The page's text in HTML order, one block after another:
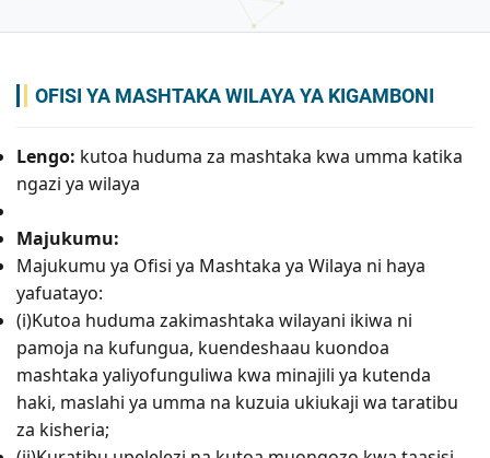
OFISI YA MASHTAKA WILAYA YA KIGAMBONI
Lengo: kutoa huduma za mashtaka kwa umma katika
ngazi ya wilaya
Majukumu:
Majukumu ya Ofisi ya Mashtaka ya Wilaya ni haya
yafuatayo:
(i)Kutoa huduma zakimashtaka wilayani ikiwa ni
pamoja na kufungua, kuendeshaau kuondoa
mashtaka yaliyofunguliwa kwa minajili ya kutenda
haki, maslahi ya umma na kuzuia ukiukaji wa taratibu
za kisheria;